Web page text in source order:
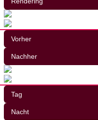
Vorher
Nachher
Tag
Nacht